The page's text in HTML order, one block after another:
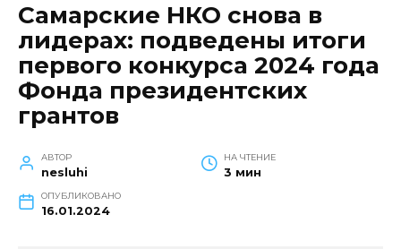
Самарские НКО снова в
лидерах: подведены итоги
первого конкурса 2024 года
Фонда президентских
грантов
АВТОР
nesluhi
НА ЧТЕНИЕ
3 мин
ОПУБЛИКОВАНО
16.01.2024